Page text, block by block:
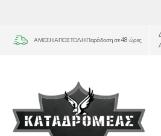
ΑΜΕΣΗ ΑΠΟΣΤΟΛΗ Παράδοση σε 48 ώρες